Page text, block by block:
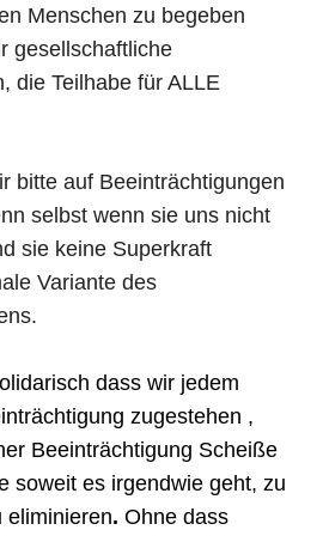
Menschen zu begeben
gesellschaftliche
die Teilhabe für ALLE
bitte auf Beeinträchtigungen
selbst wenn sie uns nicht
sie keine Superkraft
Variante des
dass wir jedem
zugestehen ,
Beeinträchtigung Scheiße
soweit es irgendwie geht, zu
eliminieren. Ohne dass